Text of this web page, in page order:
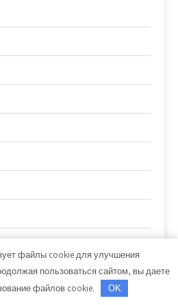
файлы cookie для улучшения
пользоваться сайтом, вы даете
файлов cookie.
OK